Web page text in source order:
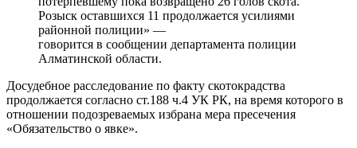
Розыск оставшихся 11 продолжается усилиями
районной полиции» —
говорится в сообщении департамента полиции
Алматинской области.
Досудебное расследование по факту скотокрадства
продолжается согласно ст.188 ч.4 УК РК, на время которого в
отношении подозреваемых избрана мера пресечения
«Обязательство о явке».